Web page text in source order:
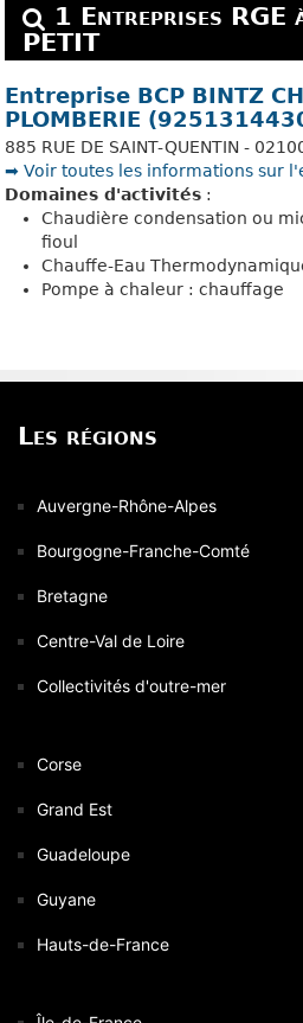
1 Entreprises RGE
PETIT
Entreprise BCP BINTZ
PLOMBERIE
885 RUE DE SAINT-QUENTIN -
➡️ Voir toutes les informations sur
Domaines d'activités :
Chaudière condensation ou
fioul
Chauffe-Eau
Pompe à chaleur : chauffage
Les régions
Auvergne-Rhône-Alpes
Bourgogne-Franche-Comté
Bretagne
Centre-Val de Loire
Collectivités d'outre-mer
Corse
Grand Est
Guadeloupe
Guyane
Hauts-de-France